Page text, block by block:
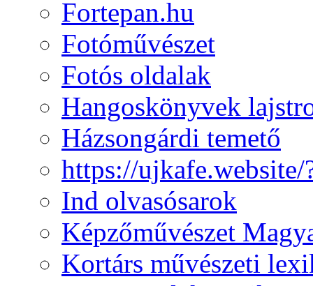
Fortepan.hu
Fotóművészet
Fotós oldalak
Hangoskönyvek
Házsongárdi temető
https://
Ind olvasósarok
Képzőművészet
Kortárs művészeti